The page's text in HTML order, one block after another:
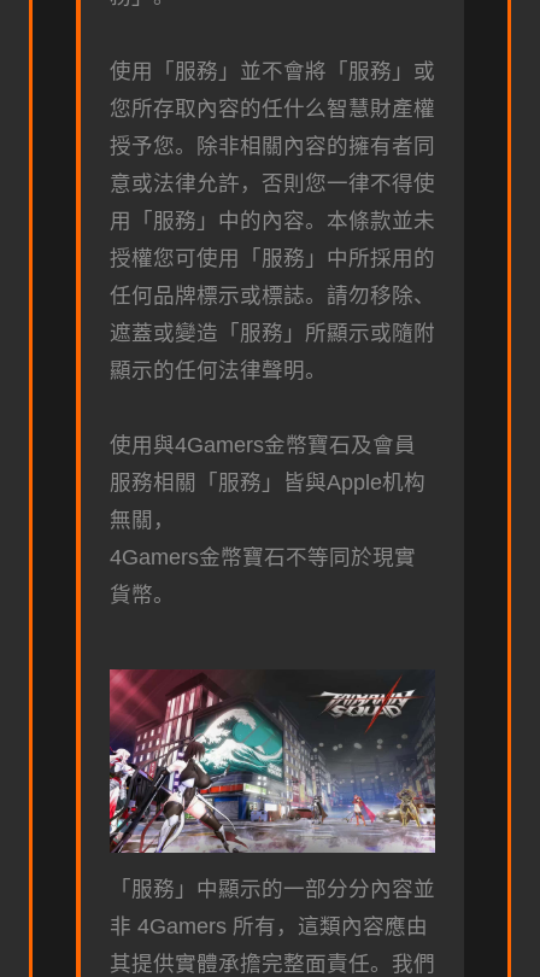
使用「服務」並不會將「服務」或
您所存取內容的任什么智慧財產權
授予您。除非相關內容的擁有者同
意或法律允許，否則您一律不得使
用「服務」中的內容。本條款並未
授權您可使用「服務」中所採用的
任何品牌標示或標誌。請勿移除、
遮蓋或變造「服務」所顯示或隨附
顯示的任何法律聲明。
使用與4Gamers金幣寶石及會員
服務相關「服務」皆與Apple机构
無關，
4Gamers金幣寶石不等同於現實
貨幣。
「服務」中顯示的一部分分內容並
非 4Gamers 所有，這類內容應由
其提供實體承擔完整面責任。我們